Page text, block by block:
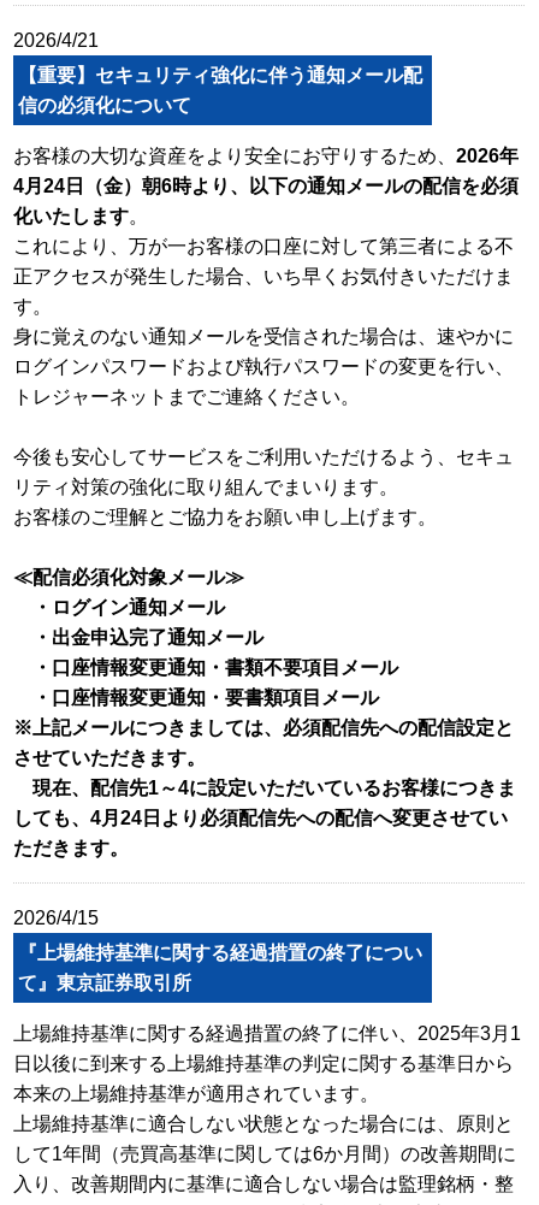
2026/4/21
【重要】セキュリティ強化に伴う通知メール配
信の必須化について
お客様の大切な資産をより安全にお守りするため、2026年
4月24日（金）朝6時より、以下の通知メールの配信を必須
化いたします。
これにより、万が一お客様の口座に対して第三者による不
正アクセスが発生した場合、いち早くお気付きいただけま
す。
身に覚えのない通知メールを受信された場合は、速やかに
ログインパスワードおよび執行パスワードの変更を行い、
トレジャーネットまでご連絡ください。
今後も安心してサービスをご利用いただけるよう、セキュ
リティ対策の強化に取り組んでまいります。
お客様のご理解とご協力をお願い申し上げます。
≪配信必須化対象メール≫
・ログイン通知メール
・出金申込完了通知メール
・口座情報変更通知・書類不要項目メール
・口座情報変更通知・要書類項目メール
※上記メールにつきましては、必須配信先への配信設定と
させていただきます。
現在、配信先1～4に設定いただいているお客様につきま
しても、4月24日より必須配信先への配信へ変更させてい
ただきます。
2026/4/15
『上場維持基準に関する経過措置の終了につい
て』東京証券取引所
上場維持基準に関する経過措置の終了に伴い、2025年3月1
日以後に到来する上場維持基準の判定に関する基準日から
本来の上場維持基準が適用されています。
上場維持基準に適合しない状態となった場合には、原則と
して1年間（売買高基準に関しては6か月間）の改善期間に
入り、改善期間内に基準に適合しない場合は監理銘柄・整